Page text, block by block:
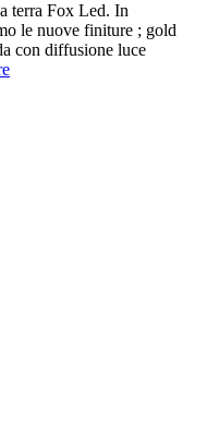
terra Fox Led. In
le nuove finiture ; gold
con diffusione luce